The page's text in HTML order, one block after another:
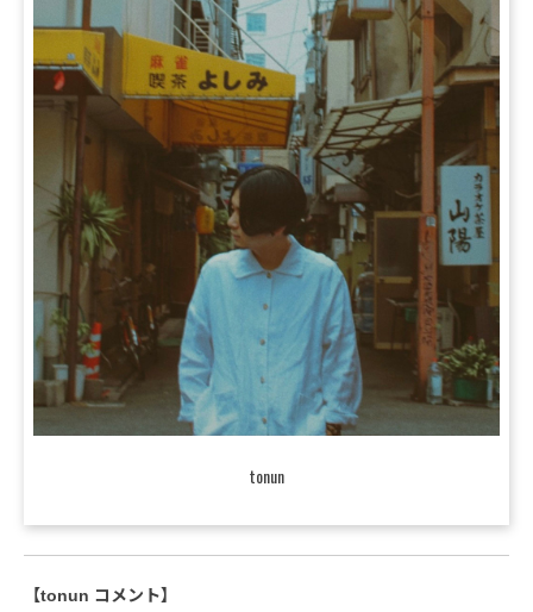
tonun
【tonun コメント】